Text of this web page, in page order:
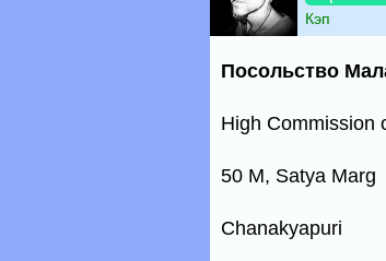
Кэп
Посольство
High Commission
50 M, Satya Marg
Chanakyapuri